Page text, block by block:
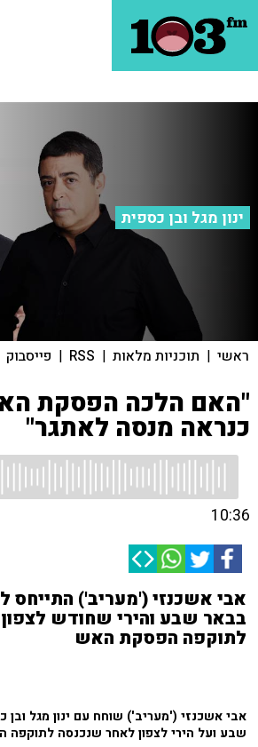
ינון מגל ובן כספית
ראשי | תוכניות מלאות |
RSS
| פייסבוק
"האם הלכה הפסקת
כנראה מנסה לאתגר"
10:36
אבי אשכנזי ('מעריב') התייחס
בבאר שבע והירי שחודש
לתוקפה הפסקת האש
אבי אשכנזי ('מעריב') שוחח עם ינון מגל
שבע ועל הירי לצפון לאחר שנכנסה